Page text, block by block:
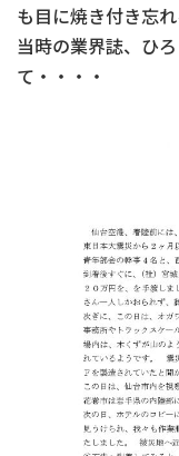
も目に焼き付き忘
当時の業界誌、ひ
て・・・・